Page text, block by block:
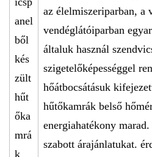
az élelmiszeriparban, a
vendéglátóiparban
általuk használ
szigetelőképességgel
hőátbocsátásuk
hűtőkamrák belső
energiahatékony
szabott árajánlatukat.